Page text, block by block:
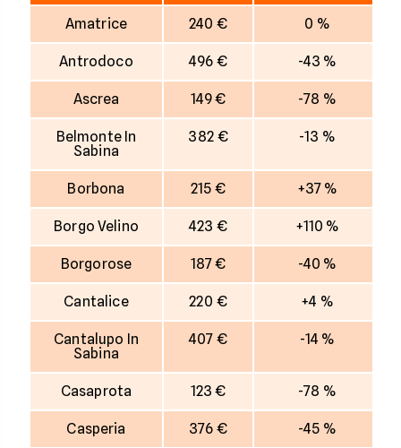
Amatrice 240 € 0 %
Antrodoco 496 € -43 %
Ascrea 149 € -78 %
Belmonte In
Sabina
382 € -13 %
Borbona 215 € +37 %
Borgo Velino 423 € +110 %
Borgorose 187 € -40 %
Cantalice 220 € +4 %
Cantalupo In
Sabina
407 € -14 %
Casaprota 123 € -78 %
Casperia 376 € -45 %